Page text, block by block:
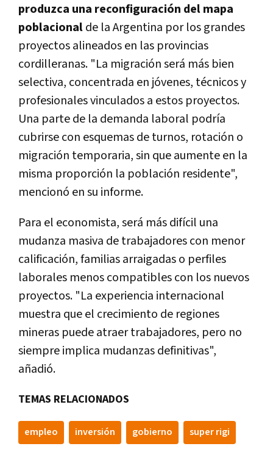
produzca una reconfiguración del mapa
poblacionalde la Argentina por los grandes
proyectos alineados en las provincias
cordilleranas. "La migración será más bien
selectiva, concentrada en jóvenes, técnicos y
profesionales vinculados a estos proyectos.
Una parte de la demanda laboral podría
cubrirse con esquemas de turnos, rotación o
migración temporaria, sin que aumente en la
misma proporción la población residente",
mencionó en su informe.
Para el economista, será más difícil una
mudanza masiva de trabajadores con menor
calificación, familias arraigadas o perfiles
laborales menos compatibles con los nuevos
proyectos. "La experiencia internacional
muestra que el crecimiento de regiones
mineras puede atraer trabajadores, pero no
siempre implica mudanzas definitivas",
añadió.
TEMAS RELACIONADOS
empleo inversión gobierno super rigi